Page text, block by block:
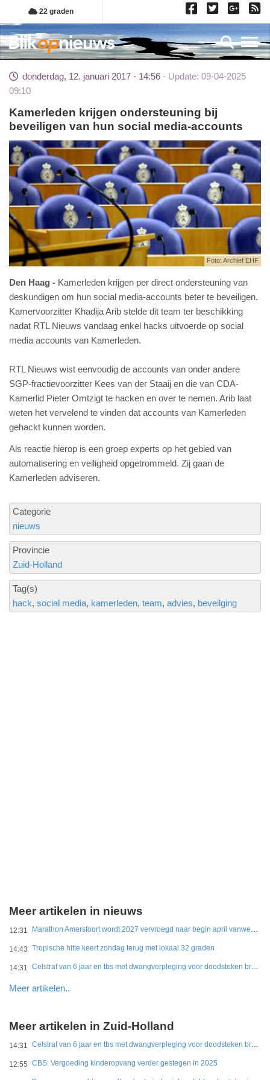
Overslaan
en
naar
de
gaan
22 graden
donderdag, 12. januari 2017 - 14:56
Update: 09-04-2025
09:10
Kamerleden krijgen ondersteuning bij
beveiligen van hun social media-accounts
Foto: Archief EHF
Den Haag
Kamerleden krijgen per direct ondersteuning van
deskundigen om hun social media-accounts beter te beveiligen.
Kamervoorzitter Khadija Arib stelde dit team ter beschikking
nadat RTL Nieuws vandaag enkel hacks uitvoerde op social
media accounts van Kamerleden.
RTL Nieuws wist eenvoudig de accounts van onder andere
SGP-fractievoorzitter Kees van der Staaij en die van CDA-
Kamerlid Pieter Omtzigt te hacken en over te nemen. Arib laat
weten het vervelend te vinden dat accounts van Kamerleden
gehackt kunnen worden.
Als reactie hierop is een groep experts op het gebied van
automatisering en veiligheid opgetrommeld. Zij gaan de
Kamerleden adviseren.
Categorie
nieuws
Provincie
Zuid-Holland
Tag(s)
hack social media kamerleden team advies beveilging
Meer artikelen in nieuws
12:31 Marathon Amersfoort wordt 2027 vervroegd naar begin april vanwege hitte
14:43 Tropische hitte keert zondag terug met lokaal 32 graden
14:31 Celstraf van 6 jaar en tbs met dwangverpleging voor doodsteken broer in Gouda
Meer artikelen..
Meer artikelen in Zuid-Holland
14:31 Celstraf van 6 jaar en tbs met dwangverpleging voor doodsteken broer in Gouda
12:55 CBS: Vergoeding kinderopvang verder gestegen in 2025